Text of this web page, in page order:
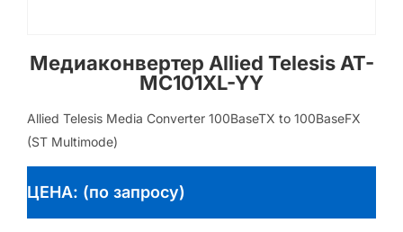
Медиаконвертер Allied Telesis AT-
MC101XL-YY
Allied Telesis Media Converter 100BaseTX to 100BaseFX
(ST Multimode)
ЦЕНА: (по запросу)